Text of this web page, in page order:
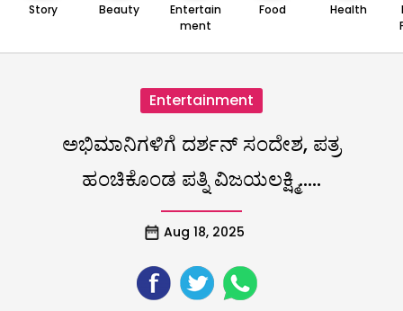
Story Beauty
Entertain
ment
Food Health
Entertainment
ಅಭಿಮಾನಿಗಳಿಗೆ ದರ್ಶನ್ ಸಂದೇಶ, ಪತ್ರ
ಹಂಚಿಕೊಂಡ ಪತ್ನಿ ವಿಜಯಲಕ್ಷ್ಮಿ…..
Aug 18, 2025